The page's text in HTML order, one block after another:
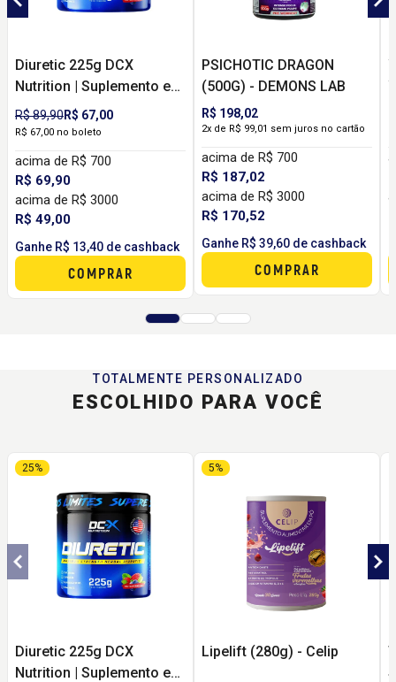
Diuretic 225g DCX
Nutrition | Suplemento em
Pó para Rotina de Bem-
Estar e Sensação de
R$ 89,90R$ 67,00
R$ 67,00 no boleto
acima de R$ 700
R$ 69,90
acima de R$ 3000
R$ 49,00
Ganhe R$ 13,40 de cashback
COMPRAR
PSICHOTIC DRAGON
(500G) - DEMONS LAB
R$ 198,02
2x de R$ 99,01 sem juros no cartão
acima de R$ 700
R$ 187,02
acima de R$ 3000
R$ 170,52
Ganhe R$ 39,60 de cashback
COMPRAR
TOTALMENTE PERSONALIZADO
ESCOLHIDO PARA VOCÊ
Diuretic 225g DCX
Nutrition | Suplemento em
25%
Lipelift (280g) - Celip
5%